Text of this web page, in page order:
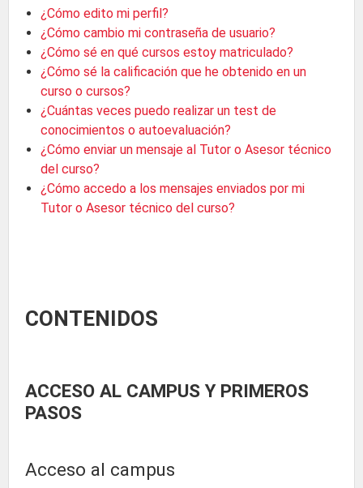
¿Cómo edito mi perfil?
¿Cómo cambio mi contraseña de usuario?
¿Cómo sé en qué cursos estoy matriculado?
¿Cómo sé la calificación que he obtenido en un
curso o cursos?
¿Cuántas veces puedo realizar un test de
conocimientos o autoevaluación?
¿Cómo enviar un mensaje al Tutor o Asesor técnico
del curso?
¿Cómo accedo a los mensajes enviados por mi
Tutor o Asesor técnico del curso?
CONTENIDOS
ACCESO AL CAMPUS Y PRIMEROS
PASOS
Acceso al campus